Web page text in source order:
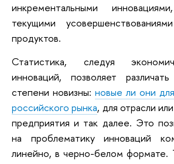
инкрементальными
текущими
продуктов.
Статистика, следуя
инноваций, позволяет
степени новизны: новые ли они
российского рынка, для отрасли
предприятия и так далее. Это
на проблематику инноваций
линейно, в черно-белом формате.